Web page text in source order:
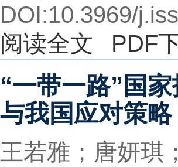
DOI:10.3969/
阅读全文
PDF
“一带一路”国
与我国应对策略
王若雅；唐妍琪